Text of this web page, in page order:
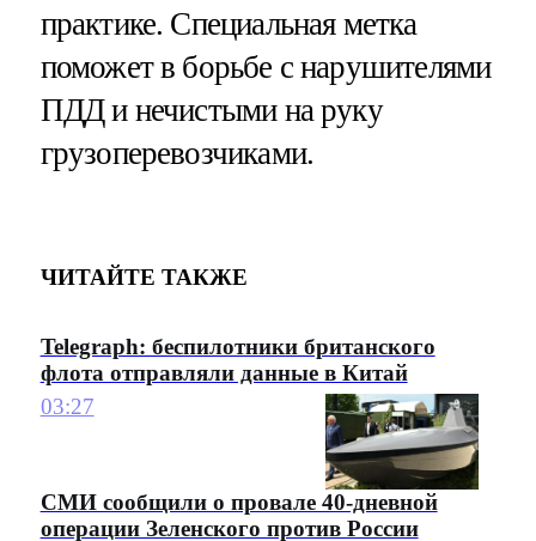
практике. Специальная метка
поможет в борьбе с нарушителями
ПДД и нечистыми на руку
грузоперевозчиками.
ЧИТАЙТЕ ТАКЖЕ
Telegraph: беспилотники британского
флота отправляли данные в Китай
03:27
СМИ сообщили о провале 40-дневной
операции Зеленского против России